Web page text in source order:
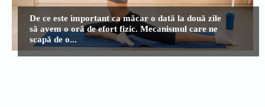
De ce este important ca măcar o dată la două zile
să avem o oră de efort fizic. Mecanismul care ne
scapă de o...